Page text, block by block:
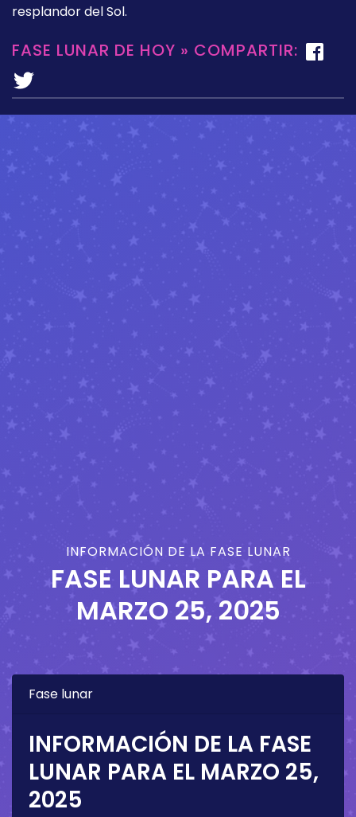
resplandor del Sol.
FASE LUNAR DE HOY » COMPARTIR:
INFORMACIÓN DE LA FASE LUNAR
FASE LUNAR PARA EL
MARZO 25, 2025
Fase lunar
INFORMACIÓN DE LA FASE
LUNAR PARA EL MARZO 25,
2025